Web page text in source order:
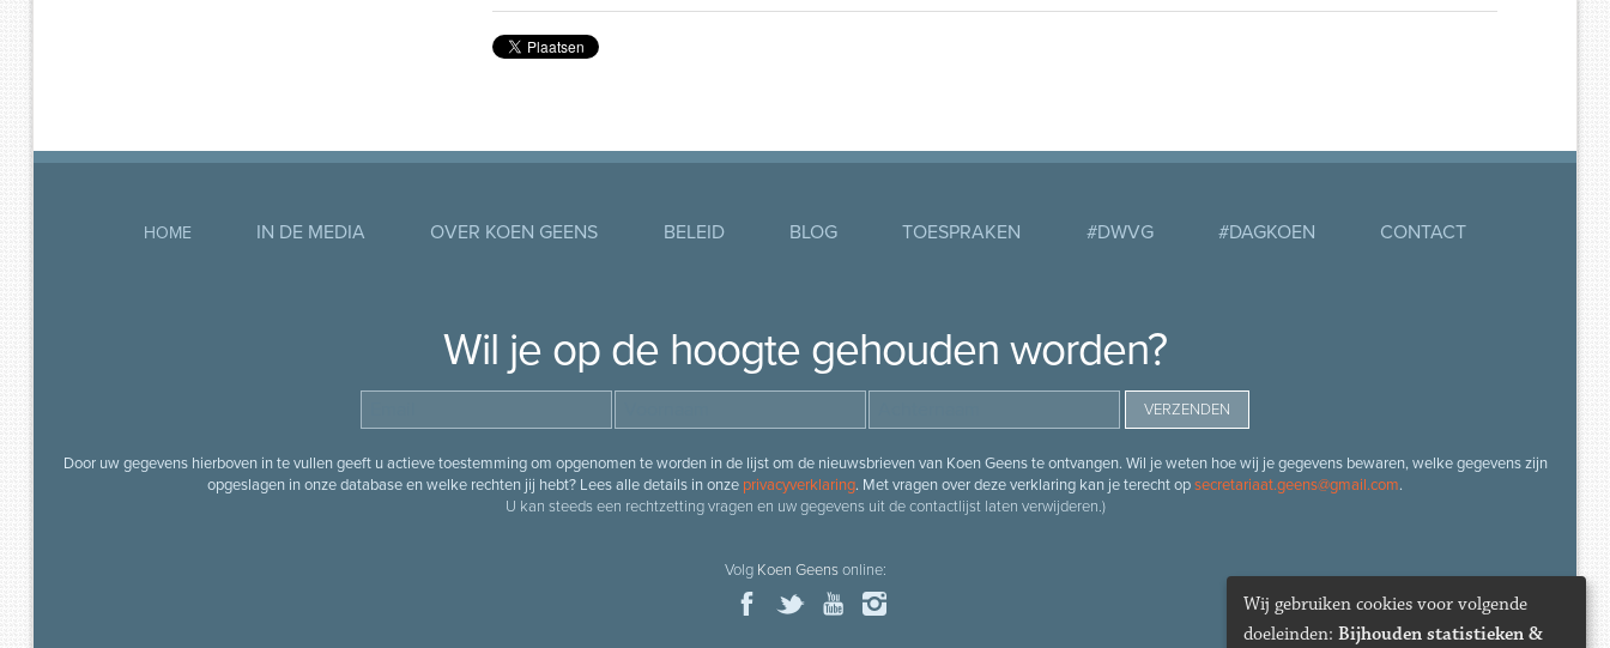
HOME IN DE MEDIA OVER KOEN GEENS BELEID BLOG TOESPRAKEN #DWVG #DAGKOEN CONTACT
Wil je op de hoogte gehouden worden?
Door uw gegevens hierboven in te vullen geeft u actieve toestemming om opgenomen te worden in de lijst om de nieuwsbrieven van Koen Geens te ontvangen. Wil je weten hoe wij je gegevens bewaren, welke gegevens zijn
opgeslagen in onze database en welke rechten jij hebt? Lees alle details in onze privacyverklaring. Met vragen over deze verklaring kan je terecht opsecretariaat.geens@gmail.com.
U kan steeds een rechtzetting vragen en uw gegevens uit de contactlijst laten verwijderen.)
Volg Koen Geensonline:
Wij gebruiken cookies voor volgende
doeleinden: Bijhouden statistieken &